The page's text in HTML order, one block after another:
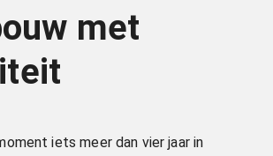
met
iets meer dan vier jaar in